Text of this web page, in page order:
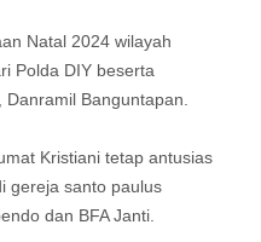
Natal 2024 wilayah
Polda DIY beserta
Banguntapan.
Kristiani tetap antusias
gereja santo paulus
dan BFA Janti.